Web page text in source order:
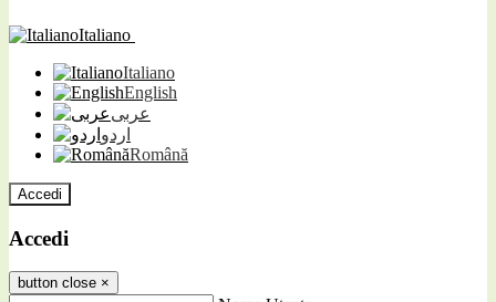
Italiano
Italiano
English
عربى
اردو
Română
Accedi
Accedi
button close ×